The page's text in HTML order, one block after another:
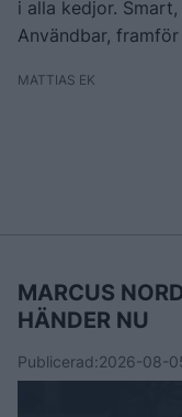
i alla kedjor.
Användbar,
MATTIAS EK
MARCUS
HÄNDER NU
Publicerad:2026-08-